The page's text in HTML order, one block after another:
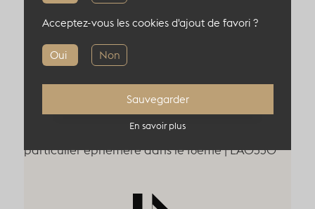
Localisation : 75016, Paris, France
Oui Non
Acceptez-vous les cookies d'ajout de favori ?
Sauvegarder
En savoir plus